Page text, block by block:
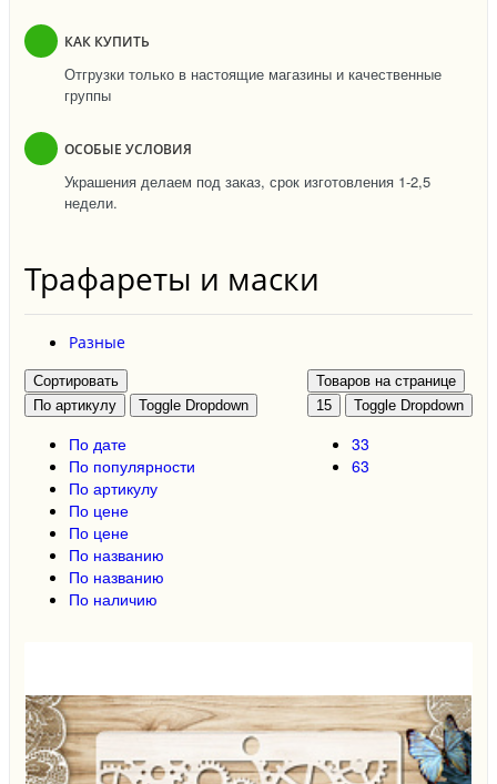
КАК КУПИТЬ
Отгрузки только в настоящие магазины и качественные
группы
ОСОБЫЕ УСЛОВИЯ
Украшения делаем под заказ, срок изготовления 1-2,5
недели.
Трафареты и маски
Разные
Сортировать
По артикулу
Toggle Dropdown
По дате
По популярности
По артикулу
По цене
По цене
По названию
По названию
По наличию
Товаров на странице
15
Toggle Dropdown
33
63